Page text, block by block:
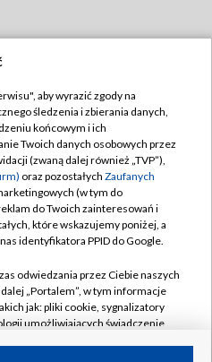
TVP
TVP
prywatności
zgody
aby wyrazić zgody na
śledzenia i zbierania danych,
końcowym i ich
Twoich danych osobowych przez
(zwaną dalej również „TVP”),
oraz pozostałych Zaufanych
(w tym do
do Twoich zainteresowań i
które wskazujemy poniżej, a
identyfikatora PPID do Google.
odwiedzania przez Ciebie naszych
„Portalem”, w tym informacje
jak: pliki cookie, sygnalizatory
umożliwiających świadczenie